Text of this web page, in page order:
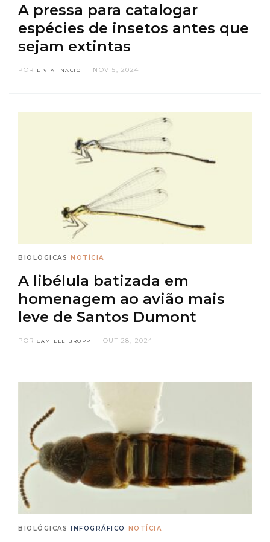
A pressa para catalogar
espécies de insetos antes que
sejam extintas
POR LIVIA INACIO NOV 5, 2024
BIOLÓGICAS NOTÍCIA
A libélula batizada em
homenagem ao avião mais
leve de Santos Dumont
POR CAMILLE BROPP OUT 28, 2024
BIOLÓGICAS INFOGRÁFICO NOTÍCIA